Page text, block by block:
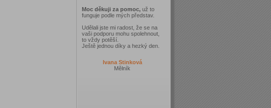
Moc děkuji za pomoc,už to
funguje podle mých představ.
Udělali jste mi radost, že se na
vaši podporu mohu spolehnout,
to vždy potěší.
Ještě jednou díky a hezký den.
Ivana Stinková
Mělník